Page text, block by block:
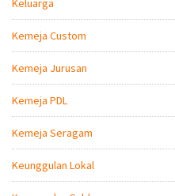
Kemeja Custom
Kemeja Jurusan
Kemeja PDL
Kemeja Seragam
Keunggulan Lokal